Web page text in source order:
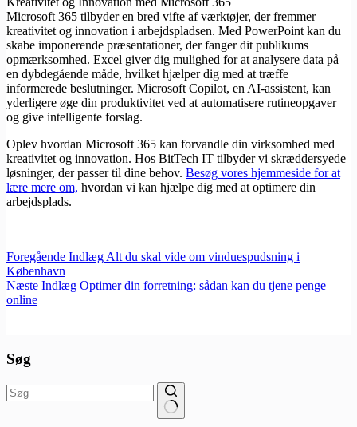
Microsoft 365 tilbyder en bred vifte af værktøjer, der fremmer
kreativitet og innovation i arbejdspladsen. Med PowerPoint kan du
skabe imponerende præsentationer, der fanger dit publikums
opmærksomhed. Excel giver dig mulighed for at analysere data på
en dybdegående måde, hvilket hjælper dig med at træffe
informerede beslutninger. Microsoft Copilot, en AI-assistent, kan
yderligere øge din produktivitet ved at automatisere rutineopgaver
og give intelligente forslag.
Oplev hvordan Microsoft 365 kan forvandle din virksomhed med
kreativitet og innovation. Hos BitTech IT tilbyder vi skræddersyede
løsninger, der passer til dine behov. Besøg vores hjemmeside for at
lære mere om, hvordan vi kan hjælpe dig med at optimere din
arbejdsplads.
Foregående Indlæg Alt du skal vide om vinduespudsning i
København
Næste Indlæg Optimer din forretning: sådan kan du tjene penge
online
Søg